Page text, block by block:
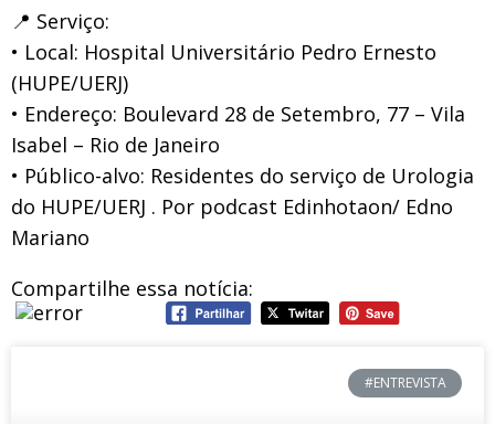
📍 Serviço:
• Local: Hospital Universitário Pedro Ernesto
(HUPE/UERJ)
• Endereço: Boulevard 28 de Setembro, 77 – Vila
Isabel – Rio de Janeiro
• Público-alvo: Residentes do serviço de Urologia
do HUPE/UERJ . Por podcast Edinhotaon/ Edno
Mariano
Compartilhe essa notícia:
#ENTREVISTA